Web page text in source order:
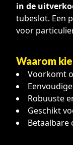
in de
tubeslot. Een
voor
Waarom
Voorkomt
Robuuste
Geschikt
Betaalbare